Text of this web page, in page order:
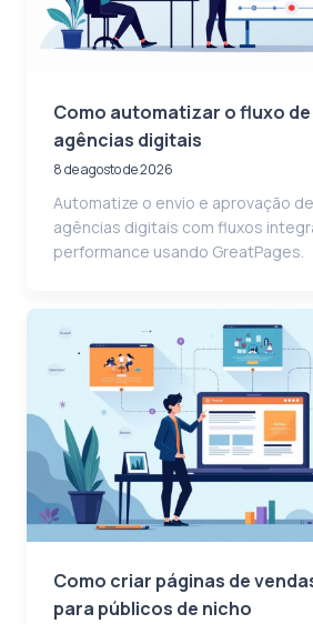
Como automatizar o fluxo
agências digitais
8 de agosto de 2026
Automatize o envio e aprovação
agências digitais com fluxos
performance usando GreatPages.
Como criar páginas de
para públicos de nicho